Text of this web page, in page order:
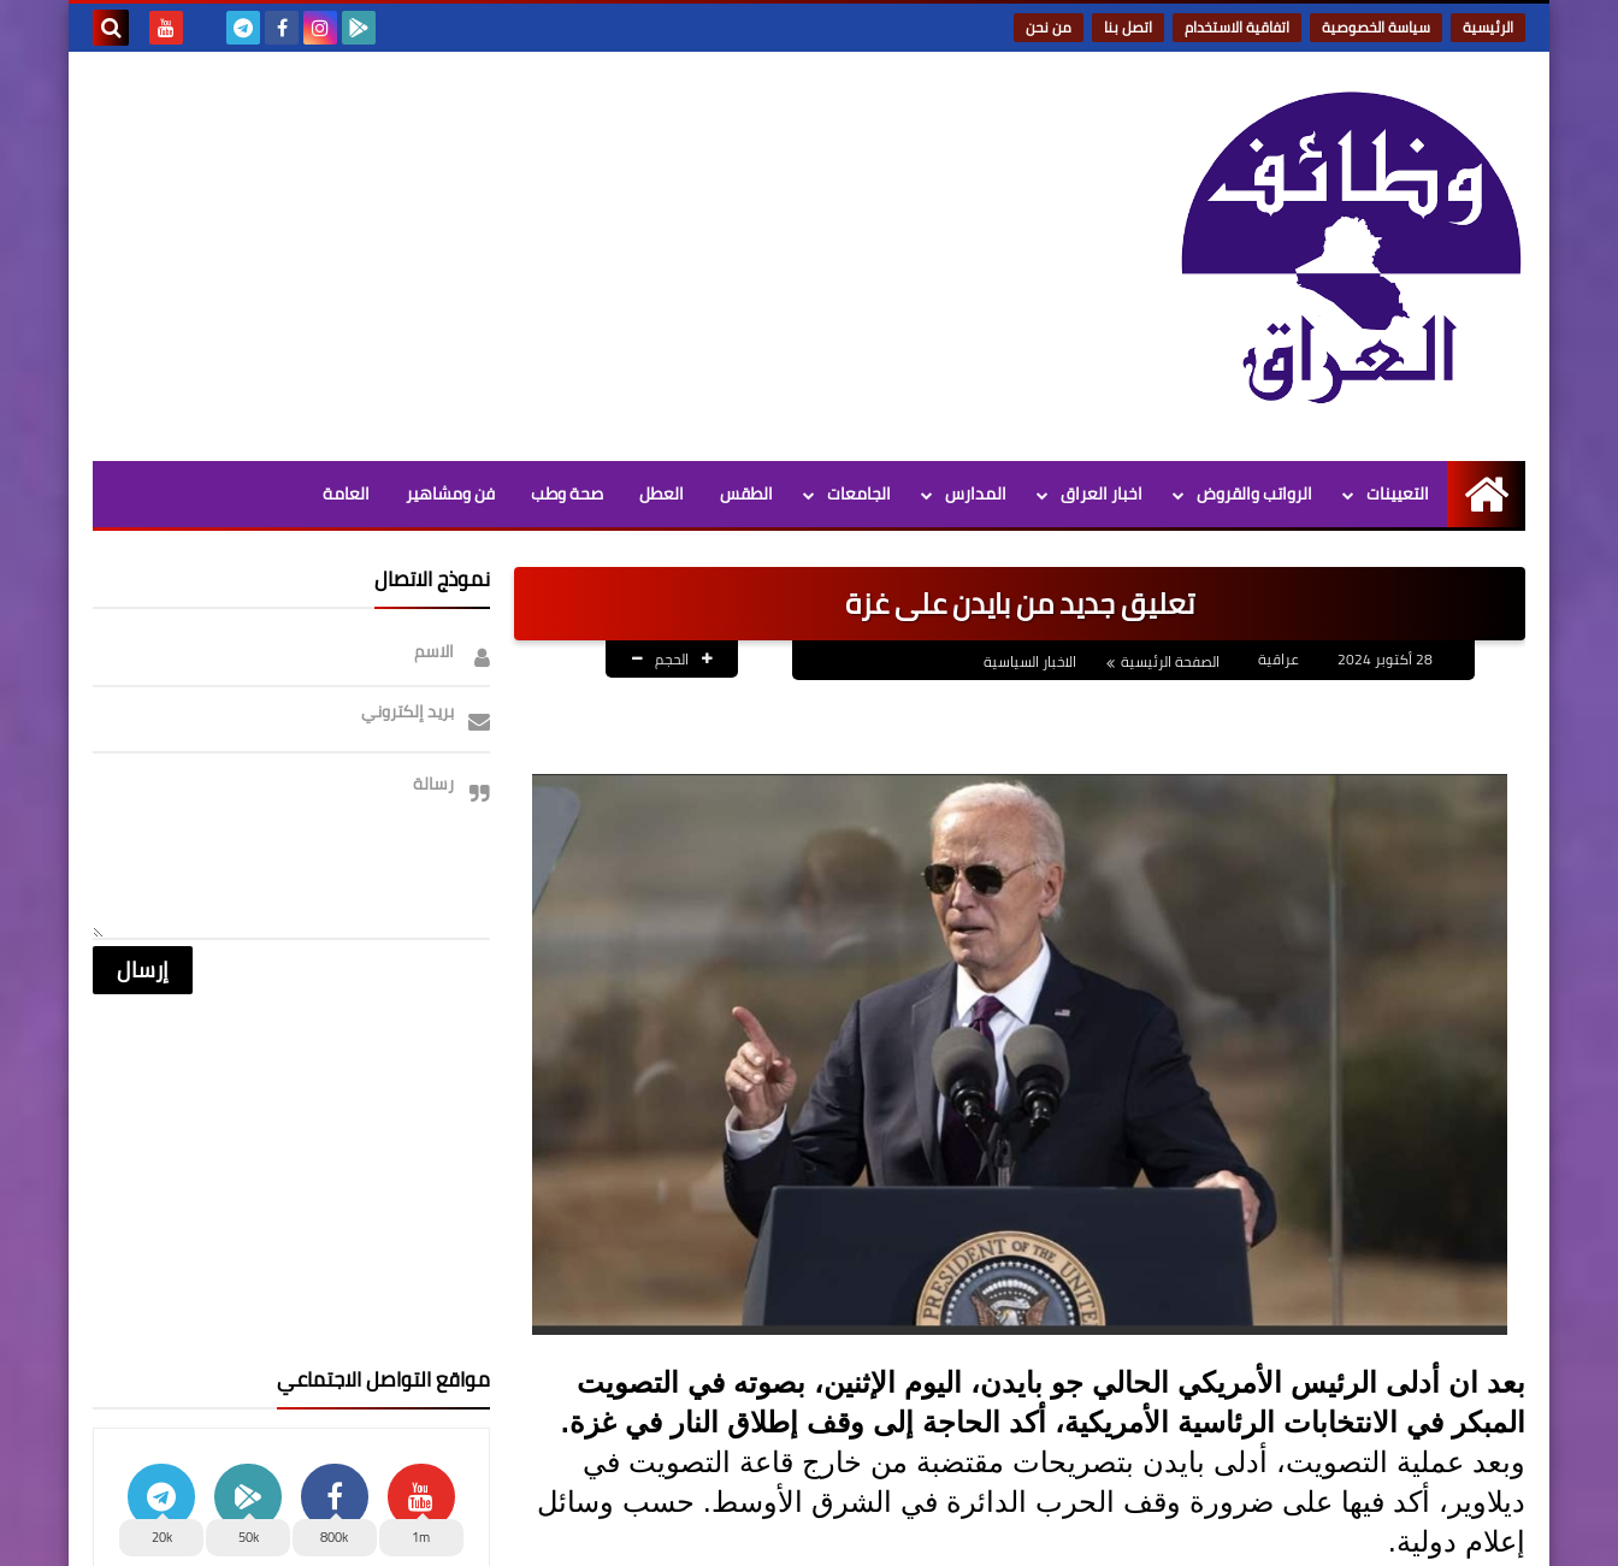
الرئيسية سياسة الخصوصية اتفاقية الاستخدام اتصل بنا من نحن
الرئيسية
التعيينات الرواتب والقروض اخبار العراق المدارس الجامعات الطقس العطل صحة وطب فن ومشاهير العامة
تعليق جديد من بايدن على غزة
عراقية الصفحة الرئيسية الاخبار السياسية الحجم
بعد ان أدلى الرئيس الأمريكي الحالي جو بايدن، اليوم الإثنين، بصوته في التصويت
المبكر في الانتخابات الرئاسية الأمريكية، أكد الحاجة إلى وقف إطلاق النار في غزة.
وبعد عملية التصويت، أدلى بايدن بتصريحات مقتضبة من خارج قاعة التصويت في
ديلاوير، أكد فيها على ضرورة وقف الحرب الدائرة في الشرق الأوسط. حسب وسائل
إعلام دولية.
نموذج الاتصال
الاسم
بريد إلكتروني
رسالة
مواقع التواصل الاجتماعي
1m
800k
50k
20k